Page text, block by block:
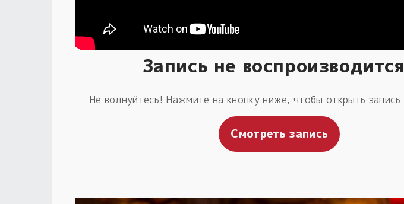
Запись не
Не волнуйтесь! Нажмите на кнопку ниже, чтобы открыть запись
Смотреть запись